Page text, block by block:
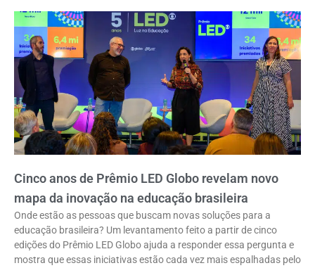
Cinco anos de Prêmio LED Globo revelam novo
mapa da inovação na educação brasileira
Onde estão as pessoas que buscam novas soluções para a
educação brasileira? Um levantamento feito a partir de cinco
edições do Prêmio LED Globo ajuda a responder essa pergunta e
mostra que essas iniciativas estão cada vez mais espalhadas pelo